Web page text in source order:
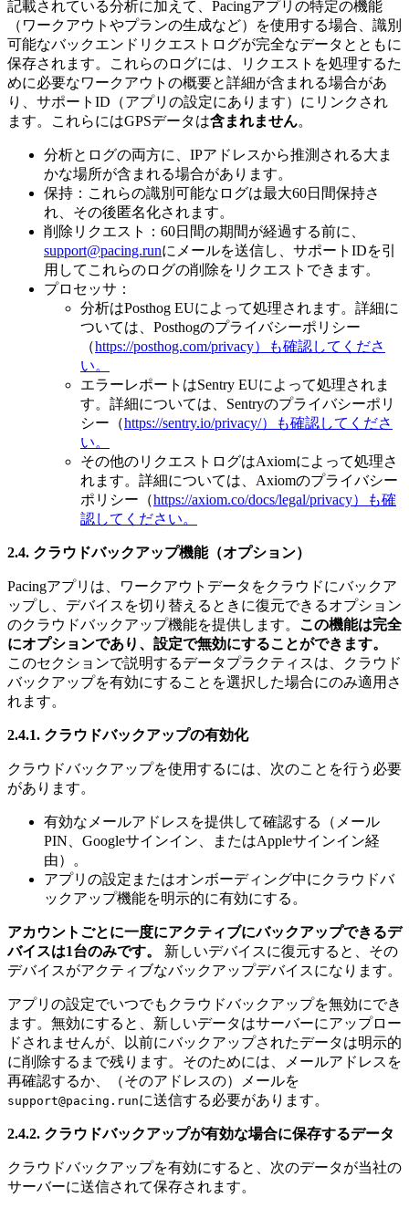
記載されている分析に加えて、Pacingアプリの特定の機能
（ワークアウトやプランの生成など）を使用する場合、識別
可能なバックエンドリクエストログが完全なデータとともに
保存されます。これらのログには、リクエストを処理するた
めに必要なワークアウトの概要と詳細が含まれる場合があ
り、サポートID（アプリの設定にあります）にリンクされ
ます。これらにはGPSデータは含まれません。
分析とログの両方に、IPアドレスから推測される大ま
かな場所が含まれる場合があります。
保持：これらの識別可能なログは最大60日間保持さ
れ、その後匿名化されます。
削除リクエスト：60日間の期間が経過する前に、
support@pacing.runにメールを送信し、サポートIDを引
用してこれらのログの削除をリクエストできます。
プロセッサ：
分析はPosthog EUによって処理されます。詳細に
ついては、Posthogのプライバシーポリシー
（https://posthog.com/privacy）も確認してくださ
い。
エラーレポートはSentry EUによって処理されま
す。詳細については、Sentryのプライバシーポリ
シー（https://sentry.io/privacy/）も確認してくださ
い。
その他のリクエストログはAxiomによって処理さ
れます。詳細については、Axiomのプライバシー
ポリシー（https://axiom.co/docs/legal/privacy）も確
認してください。
2.4. クラウドバックアップ機能（オプション）
Pacingアプリは、ワークアウトデータをクラウドにバックア
ップし、デバイスを切り替えるときに復元できるオプション
のクラウドバックアップ機能を提供します。 この機能は完全
にオプションであり、設定で無効にすることができます。
このセクションで説明するデータプラクティスは、クラウド
バックアップを有効にすることを選択した場合にのみ適用さ
れます。
2.4.1. クラウドバックアップの有効化
クラウドバックアップを使用するには、次のことを行う必要
があります。
有効なメールアドレスを提供して確認する（メール
PIN、Googleサインイン、またはAppleサインイン経
由）。
アプリの設定またはオンボーディング中にクラウドバ
ックアップ機能を明示的に有効にする。
アカウントごとに一度にアクティブにバックアップできるデ
バイスは1台のみです。
新しいデバイスに復元すると、その
デバイスがアクティブなバックアップデバイスになります。
アプリの設定でいつでもクラウドバックアップを無効にでき
ます。無効にすると、新しいデータはサーバーにアップロー
ドされませんが、以前にバックアップされたデータは明示的
に削除するまで残ります。そのためには、メールアドレスを
再確認するか、（そのアドレスの）メールを
support@pacing.runに送信する必要があります。
2.4.2. クラウドバックアップが有効な場合に保存するデータ
クラウドバックアップを有効にすると、次のデータが当社の
サーバーに送信されて保存されます。